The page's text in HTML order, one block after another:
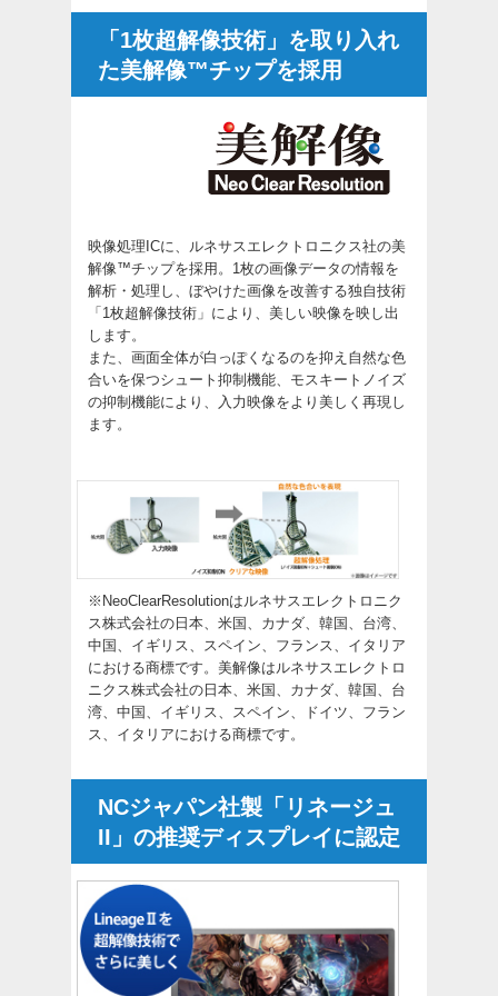
「1枚超解像技術」を取り入れ
た美解像™チップを採用
映像処理ICに、ルネサスエレクトロニクス社の美
解像™チップを採用。1枚の画像データの情報を
解析・処理し、ぼやけた画像を改善する独自技術
「1枚超解像技術」により、美しい映像を映し出
します。
また、画面全体が白っぽくなるのを抑え自然な色
合いを保つシュート抑制機能、モスキートノイズ
の抑制機能により、入力映像をより美しく再現し
ます。
※NeoClearResolutionはルネサスエレクトロニク
ス株式会社の日本、米国、カナダ、韓国、台湾、
中国、イギリス、スペイン、フランス、イタリア
における商標です。美解像はルネサスエレクトロ
ニクス株式会社の日本、米国、カナダ、韓国、台
湾、中国、イギリス、スペイン、ドイツ、フラン
ス、イタリアにおける商標です。
NCジャパン社製「リネージュ
II」の推奨ディスプレイに認定